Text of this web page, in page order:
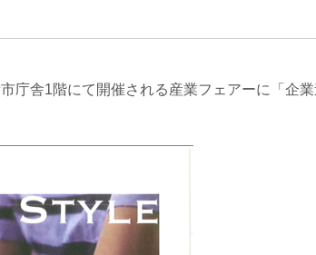
庁舎1階にて開催される産業フェアーに「企